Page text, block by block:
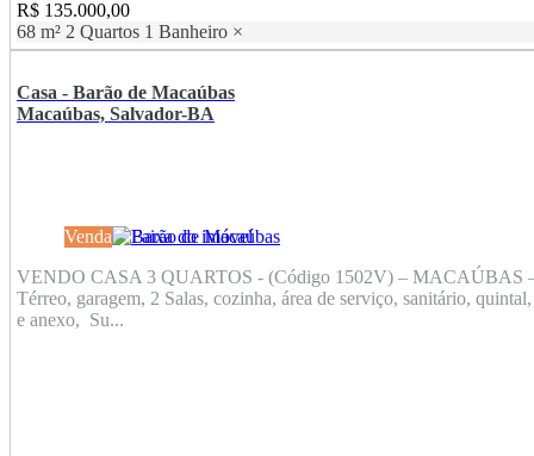
R$ 135.000,00
68 m² 2 Quartos 1 Banheiro ×
Casa - Barão de Macaúbas
Macaúbas, Salvador-BA
Venda
VENDO CASA 3 QUARTOS - (Código 1502V) – MACAÚBAS
Térreo, garagem, 2 Salas, cozinha, área de serviço, sanitário, quintal,
e anexo, Su...